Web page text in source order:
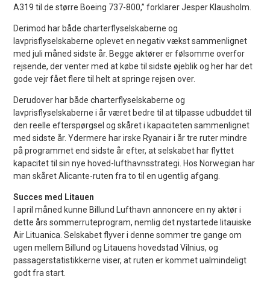
A319 til de større Boeing 737-800,” forklarer Jesper Klausholm.
Derimod har både charterflyselskaberne og
lavprisflyselskaberne oplevet en negativ vækst sammenlignet
med juli måned sidste år. Begge aktører er følsomme overfor
rejsende, der venter med at købe til sidste øjeblik og her har det
gode vejr fået flere til helt at springe rejsen over.
Derudover har både charterflyselskaberne og
lavprisflyselskaberne i år været bedre til at tilpasse udbuddet til
den reelle efterspørgsel og skåret i kapaciteten sammenlignet
med sidste år. Ydermere har irske Ryanair i år tre ruter mindre
på programmet end sidste år efter, at selskabet har flyttet
kapacitet til sin nye hoved-lufthavnsstrategi. Hos Norwegian har
man skåret Alicante-ruten fra to til en ugentlig afgang.
Succes med Litauen
I april måned kunne Billund Lufthavn annoncere en ny aktør i
dette års sommerruteprogram, nemlig det nystartede litauiske
Air Lituanica. Selskabet flyver i denne sommer tre gange om
ugen mellem Billund og Litauens hovedstad Vilnius, og
passagerstatistikkerne viser, at ruten er kommet ualmindeligt
godt fra start.